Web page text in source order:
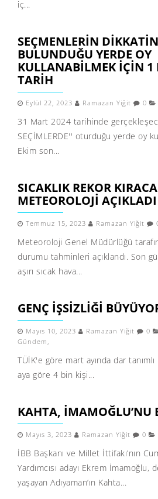
iç...
SEÇMENLERIN
BULUNDUĞU YERDE OY
KULLANABILMEK IÇIN 1
TARIH
Eylül 22, 2023 Ramazan Yiğit 0
31 Mart 2024 tarihinde
SEÇİMLERDE'' oturduğu yerde oy
Ekim son...
SICAKLIK REKOR
METEOROLOJI AÇIKLADI
Temmuz 15, 2023 Ramazan Yiğit
Meteoroloji Genel Müdürlüğü
durumu tahminleri açıklandı. Son
aşırı sıcak hava...
GENÇ İŞSIZLIĞI
Mayıs 10, 2023 Ramazan Yiğit 0
Gündem ,
TÜİK'e göre mart ayında dar
aya göre 4 bin kişi...
KAHTA, İMAMOĞLU’NU
Mayıs 3, 2023 Ramazan Yiğit 0
İBB Başkanı ve Millet İttifakı’nın
Yardımcısı adayı Ekrem
yaşayan Adıyaman’ın Kahta...